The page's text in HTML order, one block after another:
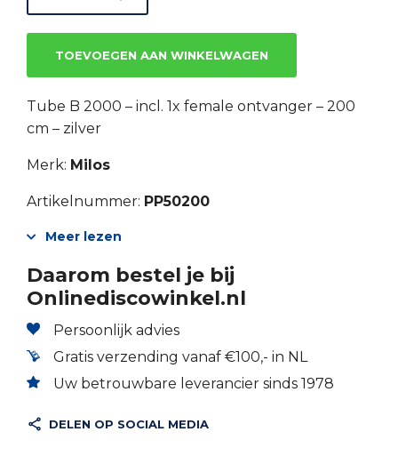
TOEVOEGEN AAN WINKELWAGEN
Tube B 2000 – incl. 1x female ontvanger – 200
cm – zilver
Merk: Milos
Artikelnummer: PP50200
Meer lezen
Daarom bestel je bij
Onlinediscowinkel.nl
Persoonlijk advies
Gratis verzending vanaf €100,- in NL
Uw betrouwbare leverancier sinds 1978
DELEN OP SOCIAL MEDIA